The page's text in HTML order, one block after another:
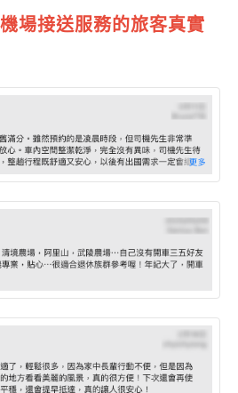
場接送服務的旅客真實